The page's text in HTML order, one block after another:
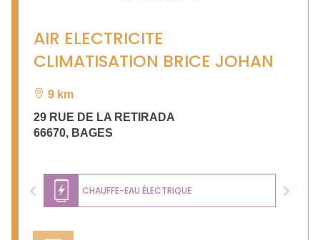
AIR ELECTRICITE
CLIMATISATION BRICE JOHAN
9 km
29 RUE DE LA RETIRADA
66670, BAGES
CHAUFFE-EAU ÉLECTRIQUE
Previous Next